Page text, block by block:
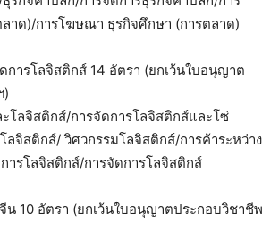
าด)/การโฆษณา ธุรกิจศึกษา (การตลาด)
การโลจิสติกส์ 14 อัตรา (ยกเว้นใบอนุญาต
)
โลจิสติกส์/การจัดการโลจิสติกส์และโซ่
ลจิสติกส์/ วิศวกรรมโลจิสติกส์/การค้าระหว่าง
ารโลจิสติกส์/การจัดการโลจิสติกส์
น 10 อัตรา (ยกเว้นใบอนุญาตประกอบวิชาชีพ